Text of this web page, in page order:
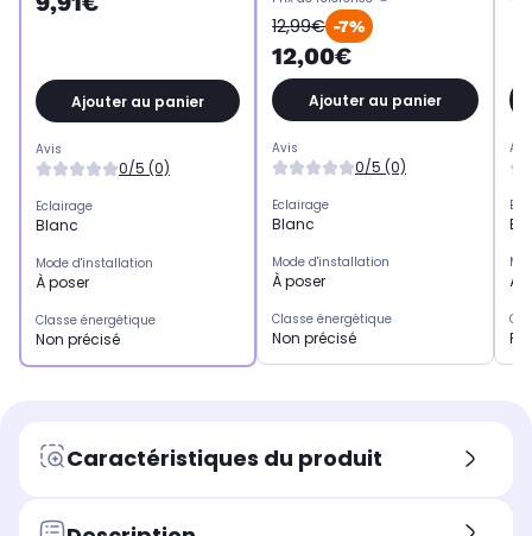
Ajouter au panier
Avis
0/5 (0)
Eclairage
Blanc
Mode d'installation
À poser
Classe énergétique
Non précisé
12,99€ -7%
12,00€
Ajouter au panier
Avis
0/5 (0)
Eclairage
Blanc
Mode d'installation
À poser
Classe énergétique
Non précisé
À
F
Caractéristiques du produit